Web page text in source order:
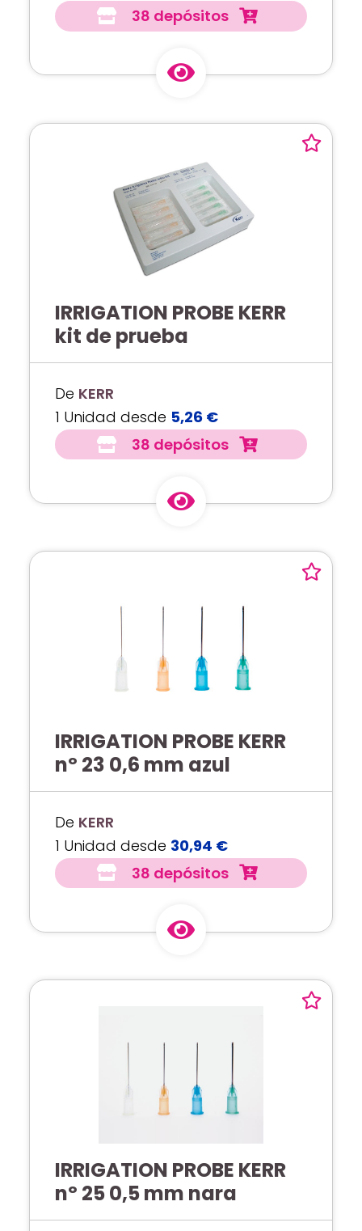
38 depósitos
IRRIGATION PROBE KERR
kit de prueba
De KERR
1 Unidad desde 5,26 €
38 depósitos
IRRIGATION PROBE KERR
nº 23 0,6 mm azul
De KERR
1 Unidad desde 30,94 €
38 depósitos
IRRIGATION PROBE KERR
nº 25 0,5 mm nara